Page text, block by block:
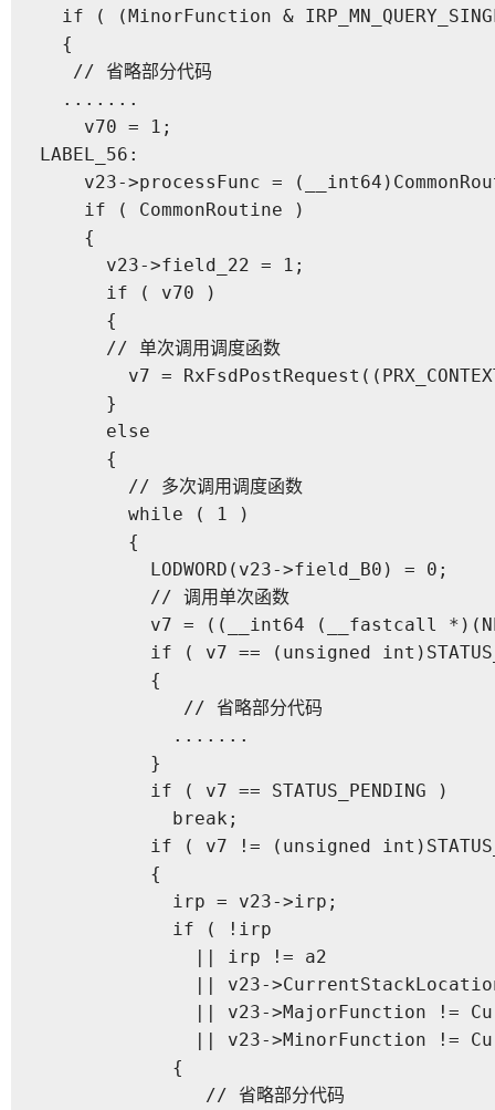
if ( (MinorFunction &
  {
// 省略部分代码
  .......
v70 = 1;
LABEL_56:
v23->processFunc =
if ( CommonRoutine )
{
v23->field_22 = 1;
if ( v70 )
{
// 单次调用调度函数
v7 =
}
else
{
// 多次调用调度函数
while ( 1 )
{
LODWORD(v23->field_B0) = 0;
// 调用单次函数
v7 = ((__int64 (__fastcall
if ( v7 == (unsigned
{
// 省略部分代码
            .......
}
if ( v7 == STATUS_PENDING )
break;
if ( v7 != (unsigned
{
irp = v23->irp;
if ( !irp
|| irp != a2
|| v23->CurrentStackLocation !=
|| v23->MajorFunction !=
|| v23->MinorFunction !=
{
// 省略部分代码